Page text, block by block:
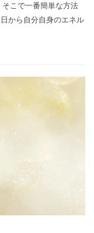
こで一番簡単な方法
から自分自身のエネル